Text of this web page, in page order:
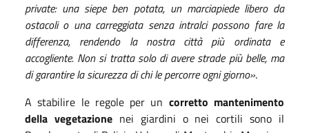
private: una siepe ben potata, un marciapiede libero da
ostacoli o una carreggiata senza intralci possono fare la
differenza, rendendo la nostra città più ordinata e
accogliente. Non si tratta solo di avere strade più belle, ma
di garantire la sicurezza di chi le percorre ogni giorno».
A stabilire le regole per un corretto mantenimento
della vegetazionenei giardini o nei cortili sono il